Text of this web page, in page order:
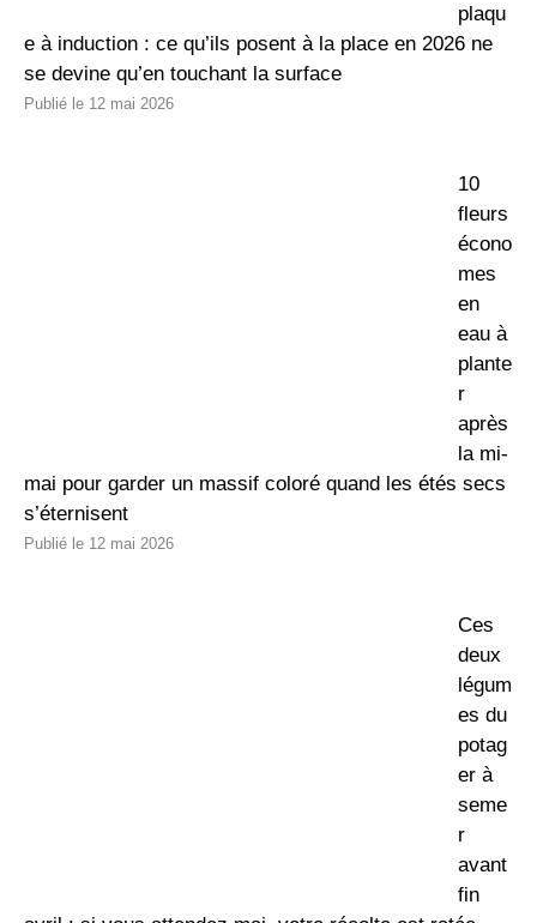
plaqu
e à induction : ce qu’ils posent à la place en 2026 ne
se devine qu’en touchant la surface
12 mai 2026
10
fleurs
écono
mes
en
eau à
plante
r
après
la mi-
mai pour garder un massif coloré quand les étés secs
s’éternisent
12 mai 2026
Ces
deux
légum
es du
potag
er à
seme
r
avant
fin